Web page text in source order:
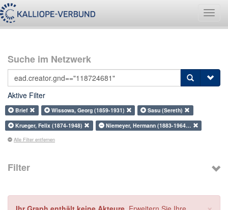
Suche im Netzwerk
Aktive Filter
Brief Wissowa, Georg (1859-1931)
Sasu (Sereth)
Krueger, Felix (1874-1948)
Niemeyer, Hermann (1883-1964…
Alle Filter entfernen
Filter